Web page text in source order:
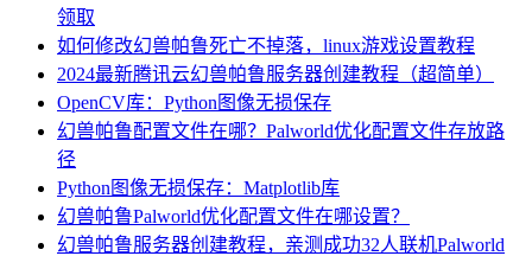
领取
如何修改幻兽帕鲁死亡不掉落，linux游戏设置教程
2024最新腾讯云幻兽帕鲁服务器创建教程（超简单）
OpenCV库：Python图像无损保存
幻兽帕鲁配置文件在哪？Palworld优化配置文件存放路
径
Python图像无损保存：Matplotlib库
幻兽帕鲁Palworld优化配置文件在哪设置？
幻兽帕鲁服务器创建教程，亲测成功32人联机Palworld